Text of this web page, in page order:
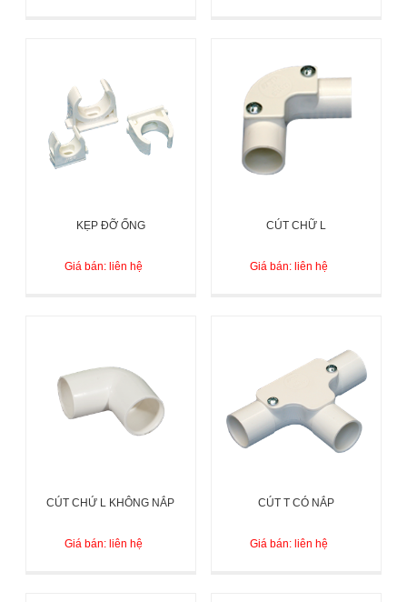
KẸP ĐỠ ỐNG
Giá bán: liên hệ
CÚT CHỮ L
Giá bán: liên hệ
CÚT CHỨ L KHÔNG NẮP
Giá bán: liên hệ
CÚT T CÓ NẮP
Giá bán: liên hệ